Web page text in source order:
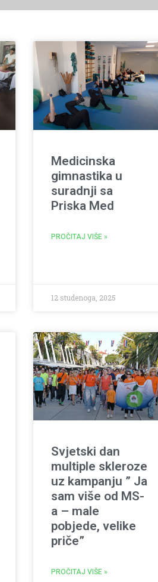
Medicinska
gimnastika u
suradnji sa
Priska Med
PROČITAJ VIŠE »
12 studenoga, 2025
Svjetski dan
multiple skleroze
uz kampanju ” Ja
sam više od MS-
a – male
pobjede, velike
priče”
PROČITAJ VIŠE »